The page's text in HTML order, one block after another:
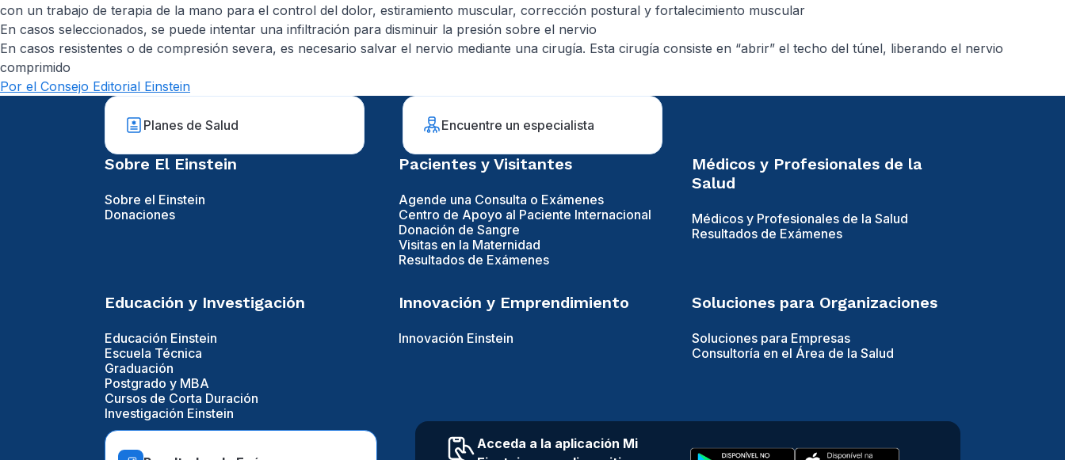
con un trabajo de terapia de la mano para el control del dolor, estiramiento muscular, corrección postural y fortalecimiento muscular
En casos seleccionados, se puede intentar una infiltración para disminuir la presión sobre el nervio
En casos resistentes o de compresión severa, es necesario salvar el nervio mediante una cirugía. Esta cirugía consiste en “abrir” el techo del túnel, liberando el nervio
comprimido
Por el Consejo Editorial Einstein
Planes de Salud Encuentre un especialista
Sobre El Einstein
Sobre el Einstein
Donaciones
Pacientes y Visitantes
Agende una Consulta o Exámenes
Centro de Apoyo al Paciente Internacional
Donación de Sangre
Visitas en la Maternidad
Resultados de Exámenes
Médicos y Profesionales de la
Salud
Médicos y Profesionales de la Salud
Resultados de Exámenes
Educación y Investigación
Educación Einstein
Escuela Técnica
Graduación
Postgrado y MBA
Cursos de Corta Duración
Investigación Einstein
Innovación y Emprendimiento
Innovación Einstein
Soluciones para Organizaciones
Soluciones para Empresas
Consultoría en el Área de la Salud
Acceda a la aplicación Mi